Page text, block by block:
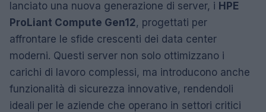
lanciato una nuova generazione di server, i HPE
ProLiant Compute Gen12, progettati per
affrontare le sfide crescenti dei data center
moderni. Questi server non solo ottimizzano i
carichi di lavoro complessi, ma introducono anche
funzionalità di sicurezza innovative, rendendoli
ideali per le aziende che operano in settori critici